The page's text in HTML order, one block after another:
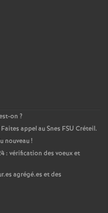
o
u
r
on ?
Faites appel au Snes FSU Créteil.
nouveau!
: vérification des voeux et
agrégé.es et des